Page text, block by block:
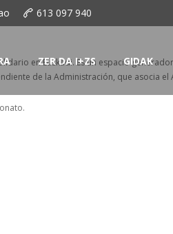
613 097 940
ZER DA I+ZS GIDAK
en Euskadi. Es un espacio
de la Administración, que asocia el